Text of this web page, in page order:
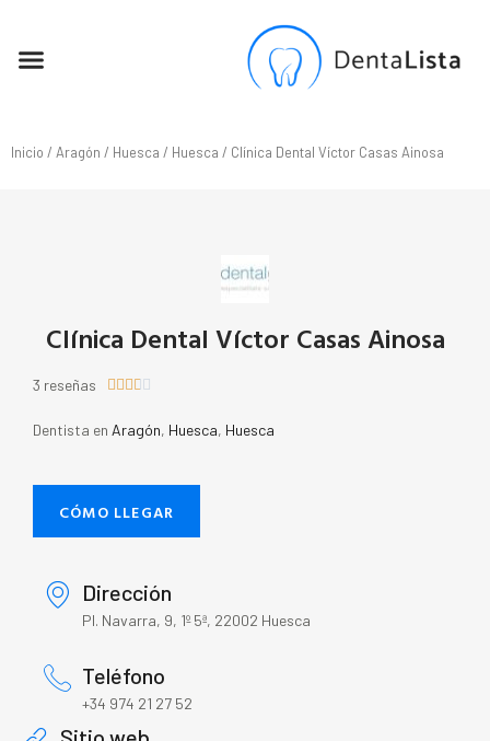
Inicio / Aragón / Huesca / Huesca / Clínica Dental Víctor Casas Ainosa
Clínica Dental Víctor Casas Ainosa
3 reseñas     
Dentista en Aragón, Huesca, Huesca
CÓMO LLEGAR
Dirección
Pl. Navarra, 9, 1º 5ª, 22002 Huesca
Teléfono
+34 974 21 27 52